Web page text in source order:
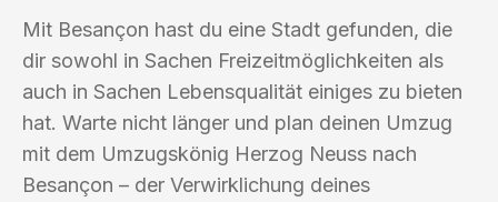
Mit Besançon hast du eine Stadt gefunden, die
dir sowohl in Sachen Freizeitmöglichkeiten als
auch in Sachen Lebensqualität einiges zu bieten
hat. Warte nicht länger und plan deinen Umzug
mit dem Umzugskönig Herzog Neuss nach
Besançon – der Verwirklichung deines